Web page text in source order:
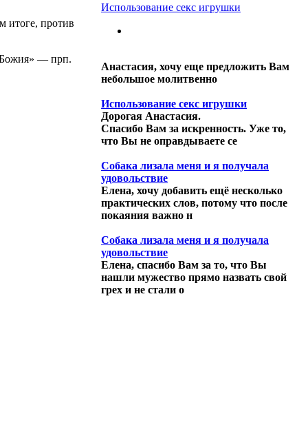
итоге, против
Божия» — прп.
Использование секс игрушки
Анастасия, хочу еще предложить Вам
небольшое молитвенно
Использование секс игрушки
Дорогая Анастасия.
Спасибо Вам за искренность. Уже то,
что Вы не оправдываете се
Собака лизала меня и я получала
удовольствие
Елена, хочу добавить ещё несколько
практических слов, потому что после
покаяния важно н
Собака лизала меня и я получала
удовольствие
Елена, спасибо Вам за то, что Вы
нашли мужество прямо назвать свой
грех и не стали о